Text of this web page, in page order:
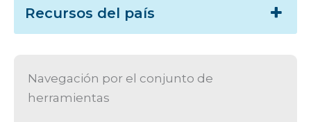
Recursos del país
Navegación por el conjunto de
herramientas